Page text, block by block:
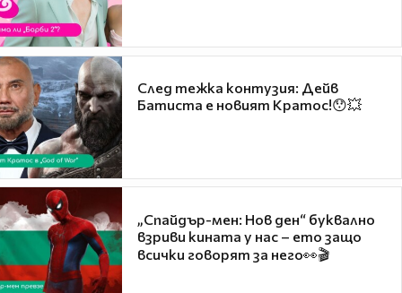
След тежка контузия: Дейв
Батиста е новият Кратос!😯💥
„Спайдър-мен: Нов ден“ буквално
взриви кината у нас – ето защо
всички говорят за него👀🎬